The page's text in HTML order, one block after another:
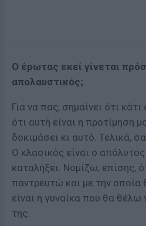
Ο έpωτας εκεί γίνεται
απολαυστικός;
Για να πας, σημαίνει ότι
ότι αυτή είναι η προτίμηση
δοκιμάσει κι αυτό. Τελικά,
Ο κλασικός είναι ο
καταλήξει. Νομίζω, επίσης,
παντρευτώ και με την οποία
είναι η γυναίκα που θα θέλω
της.